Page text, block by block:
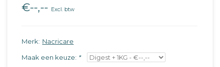
€--,-- Excl. btw
Merk: Nacricare
Maak een keuze: *